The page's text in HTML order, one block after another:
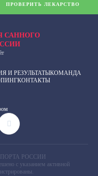
САННОГО
И РЕЗУЛЬТАТЫКОМАНДА
КОНТАКТЫ
ПРОВЕРИТЬ ЛЕКАРСТВО
РОССИИ
с указанием активной